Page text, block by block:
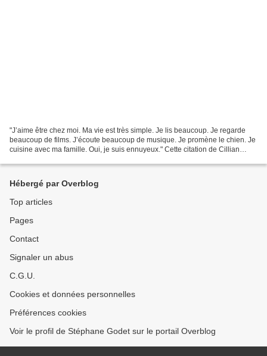
"J’aime être chez moi. Ma vie est très simple. Je lis beaucoup. Je regarde
beaucoup de films. J’écoute beaucoup de musique. Je promène le chien. Je
cuisine avec ma famille. Oui, je suis ennuyeux." Cette citation de Cillian
Hébergé par Overblog
Top articles
Pages
Contact
Signaler un abus
C.G.U.
Cookies et données personnelles
Préférences cookies
Voir le profil de Stéphane Godet sur le portail Overblog